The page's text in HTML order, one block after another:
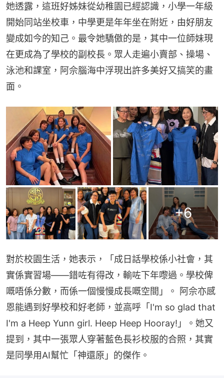
她透露，這班好姊妹從幼稚園已經認識，小學一年級
開始同站坐校車，中學更是年年坐在附近，由好朋友
變成如今的知己。最令她驕傲的是，其中一位師妹現
在更成為了學校的副校長。眾人走遍小賣部、操場、
泳池和課室，阿佘腦海中浮現出許多美好又搞笑的畫
面。
+6
對於校園生活，她表示，「成日話學校係小社會，其
實係實習場——錯咗有得改，輸咗下年嚟過。學校俾
嘅唔係分數，而係一個慢慢成長嘅空間」。 阿佘亦感
恩能遇到好學校和好老師，並高呼「I'm so glad that
I'm a Heep Yunn girl. Heep Heep Hooray!」。她又
提到，其中一張眾人穿著藍色長衫校服的合照，其實
是同學用AI幫忙「神還原」的傑作。